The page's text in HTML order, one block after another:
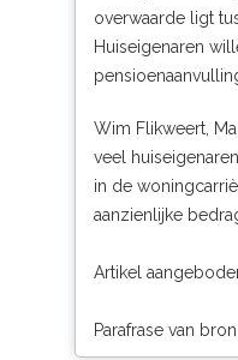
overwaarde ligt
Huiseigenaren
Wim Flikweert,
veel
in de
aanzienlijke
Artikel
Parafrase van